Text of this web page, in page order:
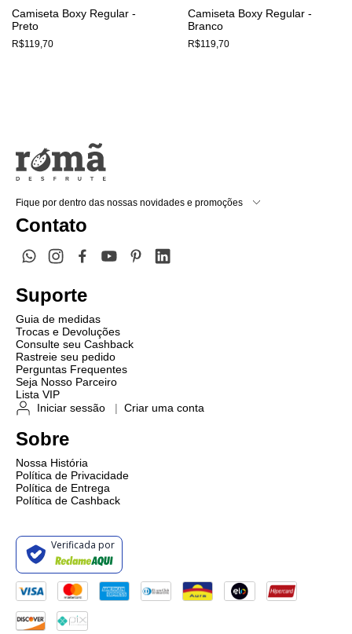
Camiseta Boxy Regular -
Preto
R$119,70
Camiseta Boxy Regular -
Branco
R$119,70
Fique por dentro das nossas novidades e promoções
Contato
Suporte
Guia de medidas
Trocas e Devoluções
Consulte seu Cashback
Rastreie seu pedido
Perguntas Frequentes
Seja Nosso Parceiro
Lista VIP
Iniciar sessão
| Criar uma conta
Sobre
Nossa História
Política de Privacidade
Política de Entrega
Política de Cashback
Verificada por